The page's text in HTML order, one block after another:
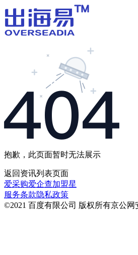
抱歉，此页面暂时无法展示
返回 资讯列表页面
爱采购爱企查加盟星
服务条款隐私政策
©2021 百度有限公司 版权所有京公网